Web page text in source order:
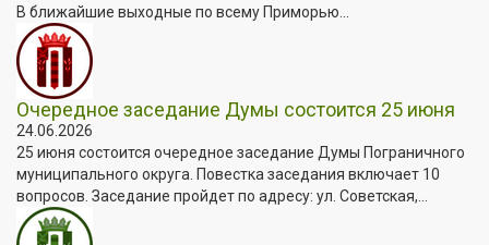
В ближайшие выходные по всему Приморью...
Очередное заседание Думы состоится 25 июня
24.06.2026
25 июня состоится очередное заседание Думы Пограничного
муниципального округа. Повестка заседания включает 10
вопросов. Заседание пройдет по адресу: ул. Советская,...